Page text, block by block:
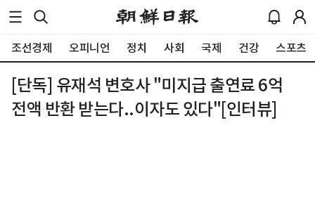
조선경제 오피니언 정치 사회 국제 건강 스포츠
[단독] 유재석 변호사 "미지급 출연료 6억
전액 반환 받는다..이자도 있다"[인터뷰]